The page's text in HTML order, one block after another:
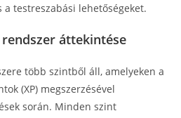
a testreszabási lehetőségeket.
áttekintése
több szintből áll, amelyeken a
(XP) megszerzésével
során. Minden szint